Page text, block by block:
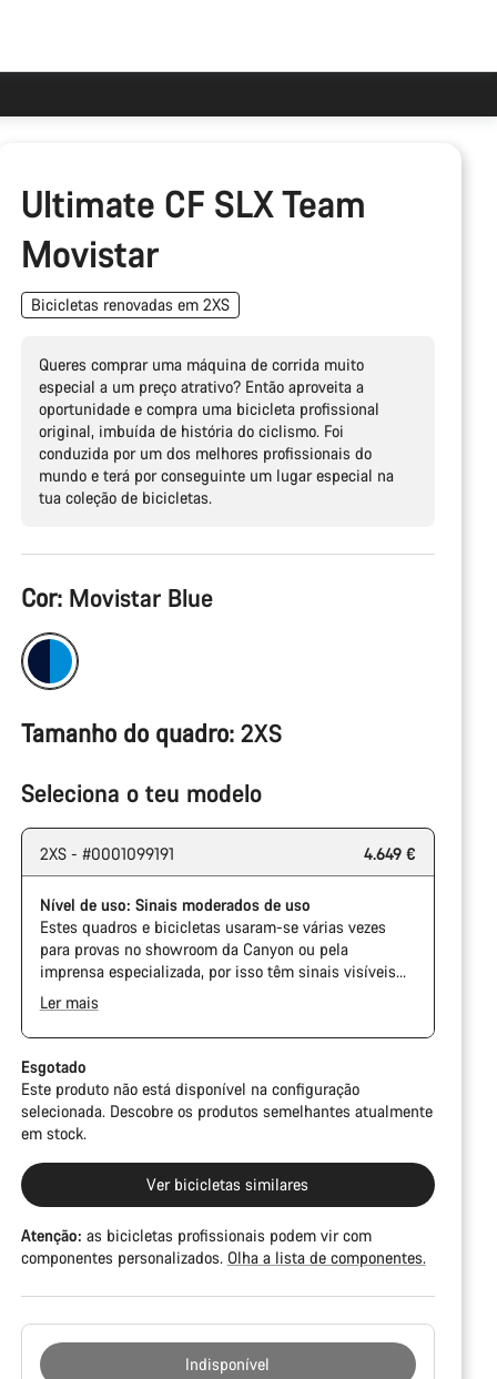
Ultimate CF SLX Team
Movistar
Bicicletas renovadas em 2XS
Queres comprar uma máquina de corrida muito
especial a um preço atrativo? Então aproveita a
oportunidade e compra uma bicicleta profissional
original, imbuída de história do ciclismo. Foi
conduzida por um dos melhores profissionais do
mundo e terá por conseguinte um lugar especial na
tua coleção de bicicletas.
Configuração
do
produto
Cor: Movistar Blue
Tamanho do quadro: 2XS
Seleciona o teu modelo
2XS - #0001099191 4.649 €
Nível de uso: Sinais moderados de uso
Estes quadros e bicicletas usaram-se várias vezes
para provas no showroom da Canyon ou pela
imprensa especializada, por isso têm sinais visíveis
de uso na corrente e na cassete. Além disso, é
possível que o quadro e outros componentes tenham
alguma marca, danificações na pintura ou
imperfeições na cor. Em qualquer modo, todas as suas
peças funcionam perfeitamente.
The Pro Bike has the visual design of the Ultimate
CFR but is built on the Ultimate CF SLX platform.
Ler mais
Esgotado
Este produto não está disponível na configuração
selecionada. Descobre os produtos semelhantes atualmente
em stock.
Ver bicicletas similares
Atenção: as bicicletas profissionais podem vir com
componentes personalizados. Olha a lista de componentes.
Indisponível